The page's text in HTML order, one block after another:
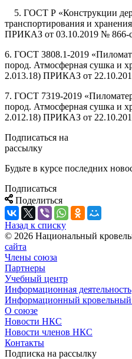
5. ГОСТ Р «Конструкции
транспортирования и
ПРИКАЗ от 03.10.2019 № 866-
6. ГОСТ 3808.1-2019
пород. Атмосферная сушка и
2.013.18) ПРИКАЗ от
7. ГОСТ 7319-2019
пород. Атмосферная сушка и
2.012.18) ПРИКАЗ от
Подписаться на
рассылку
Будьте в курсе последних
Подписаться
Поделиться
Назад к списку
© 2026 Национальный
сайта
Члены союза
Партнеры
Учебный центр
Информационная деятельность
Информационный кровельный
О союзе
Новости НКС
Новости членов НКС
Контакты
Подписка на рассылку